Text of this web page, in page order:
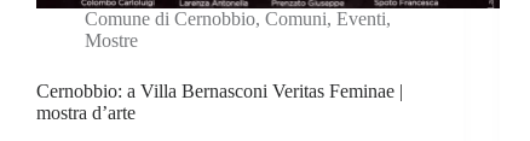
Comune di Cernobbio, Comuni, Eventi,
Mostre
Cernobbio: a Villa Bernasconi Veritas Feminae |
mostra d’arte